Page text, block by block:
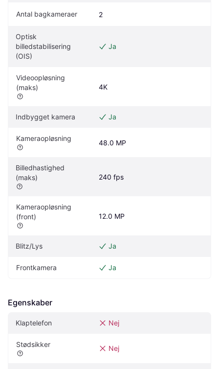
Antal bagkameraer 2
Optisk
billedstabilisering
(OIS)
Ja
Videoopløsning
(maks)
4K
Indbygget kamera Ja
Kameraopløsning
48.0 MP
Billedhastighed
(maks)
240 fps
Kameraopløsning
(front)
12.0 MP
Blitz/Lys Ja
Frontkamera Ja
Egenskaber
Klaptelefon Nej
Stødsikker Nej